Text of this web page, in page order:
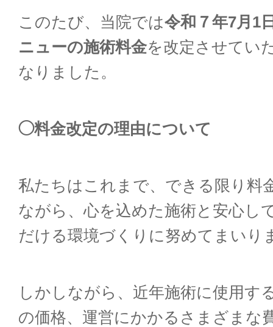
このたび、当院では令和７年7月1
ニューの施術料金を改定させてい
なりました。
◯料金改定の理由について
私たちはこれまで、できる限り料
ながら、心を込めた施術と安心し
だける環境づくりに努めてまいり
しかしながら、近年施術に使用す
の価格、運営にかかるさまざまな